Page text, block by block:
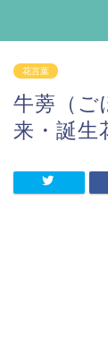
花言葉
牛蒡（ご
来・誕生